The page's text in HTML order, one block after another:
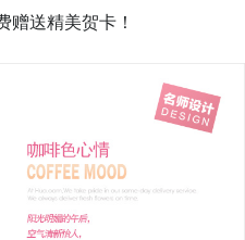
赠送精美贺卡！